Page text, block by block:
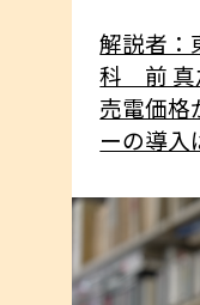
解説者：
科 前 真
売電価格
ーの導入
検討すれ
ソーラ